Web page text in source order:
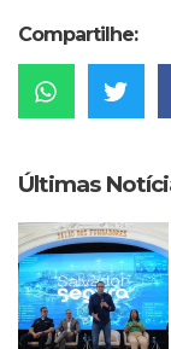
Compartilhe:
Últimas